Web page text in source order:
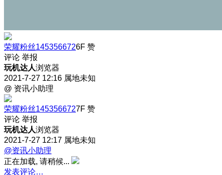
荣耀粉丝1453566726F 赞
评论 举报
玩机达人浏览器
2021-7-27 12:16 属地未知
@ 资讯小助理
荣耀粉丝1453566727F 赞
评论 举报
玩机达人浏览器
2021-7-27 12:17 属地未知
@资讯小助理
正在加载, 请稍候...
发表评论…